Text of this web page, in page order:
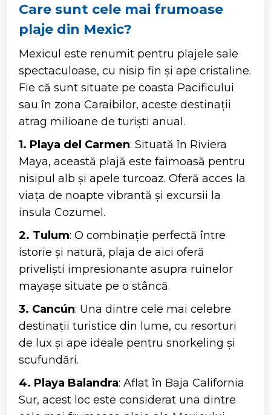
Care sunt cele mai frumoase
plaje din Mexic?
Mexicul este renumit pentru plajele sale
spectaculoase, cu nisip fin și ape cristaline.
Fie că sunt situate pe coasta Pacificului
sau în zona Caraibilor, aceste destinații
atrag milioane de turiști anual.
1. Playa del Carmen: Situată în Riviera
Maya, această plajă este faimoasă pentru
nisipul alb și apele turcoaz. Oferă acces la
viața de noapte vibrantă și excursii la
insula Cozumel.
2. Tulum: O combinație perfectă între
istorie și natură, plaja de aici oferă
priveliști impresionante asupra ruinelor
mayașe situate pe o stâncă.
3. Cancún: Una dintre cele mai celebre
destinații turistice din lume, cu resorturi
de lux și ape ideale pentru snorkeling și
scufundări.
4. Playa Balandra: Aflat în Baja California
Sur, acest loc este considerat una dintre